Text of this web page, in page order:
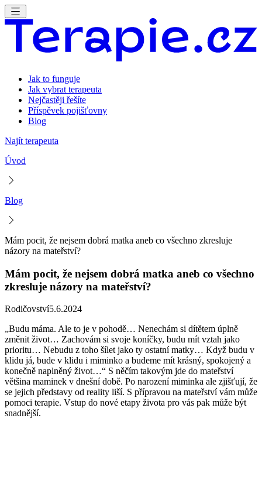
Jak to funguje
Jak vybrat terapeuta
Nejčastěji řešíte
Příspěvek pojišťovny
Blog
Najít terapeuta
Úvod
Blog
Mám pocit, že nejsem dobrá matka aneb co všechno zkresluje
názory na mateřství?
Mám pocit, že nejsem dobrá matka aneb co všechno
zkresluje názory na mateřství?
Rodičovství5.6.2024
„Budu máma. Ale to je v pohodě… Nenechám si dítětem úplně
změnit život… Zachovám si svoje koníčky, budu mít vztah jako
prioritu… Nebudu z toho šílet jako ty ostatní matky… Když budu v
klidu já, bude v klidu i miminko a budeme mít krásný, spokojený a
konečně naplněný život…“ S něčím takovým jde do mateřství
většina maminek v dnešní době. Po narození miminka ale zjišťují, že
se jejich představy od reality liší. S přípravou na mateřství vám může
pomoci terapie. Vstup do nové etapy života pro vás pak může být
snadnější.